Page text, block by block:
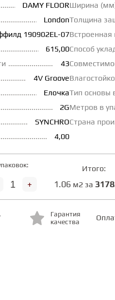
DAMY FLOOR
London
190902EL-07
615,00
43
4V Groove
Елочка
2G
SYNCHRO
4,00
Ширина
Толщина
Способ
Тип основы
Метров в
Страна
+
Итого:
1.06 м2 за
Гарантия
качества